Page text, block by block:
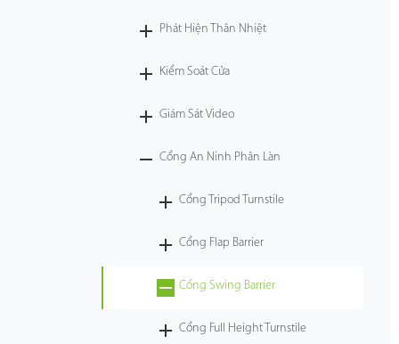
Phát Hiện Thân Nhiệt
Kiểm Soát Cửa
Giám Sát Video
Cổng An Ninh Phân Làn
Cổng Tripod Turnstile
Cổng Flap Barrier
Cổng Swing Barrier
Cổng Full Height Turnstile